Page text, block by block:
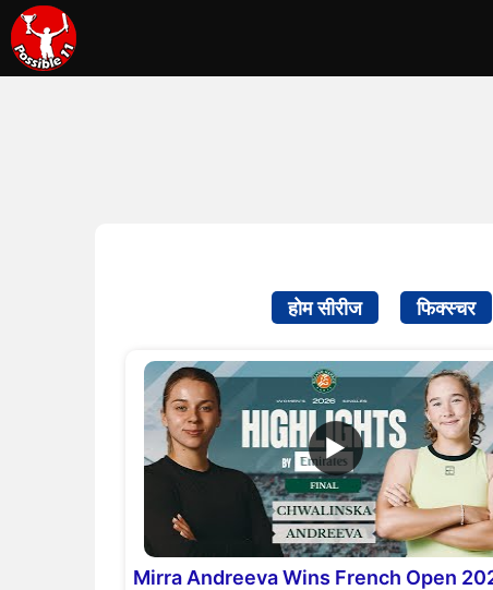
होम सीरीज फिक्स्चर
▶
Mirra Andreeva Wins French Open